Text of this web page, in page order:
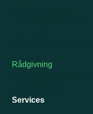
Rådgivning
Services